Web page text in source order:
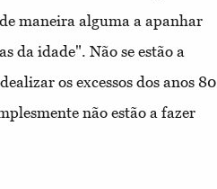
maneira alguma a apanhar
da idade". Não se estão a
os excessos dos anos 80
não estão a fazer